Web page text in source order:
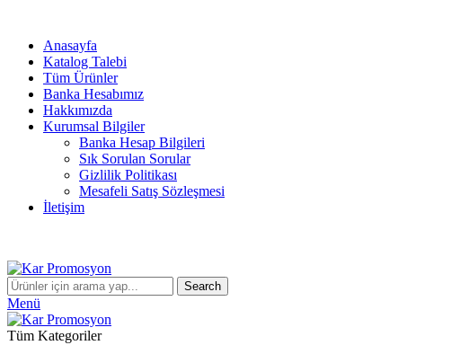
Anasayfa
Katalog Talebi
Tüm Ürünler
Banka Hesabımız
Hakkımızda
Kurumsal Bilgiler
Banka Hesap Bilgileri
Sık Sorulan Sorular
Gizlilik Politikası
Mesafeli Satış Sözleşmesi
İletişim
Search
Menü
Tüm Kategoriler